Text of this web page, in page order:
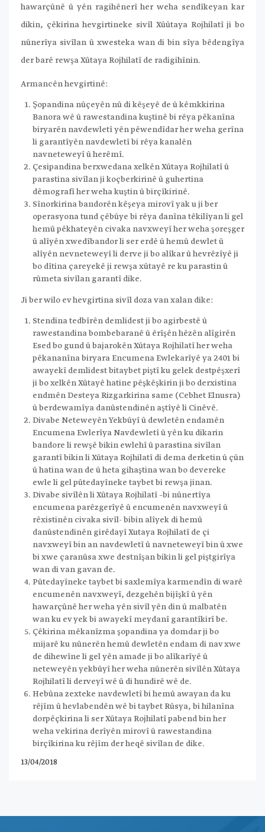
hawarçûnê û yên ragihênerî her weha sendîkeyan kar
dikin, çêkirina hevgirtineke sivîl Xûûtaya Rojhilatî ji bo
nûnerîya sivîlan û xwesteka wan di bin sîya bêdengîya
der barê rewşa Xûtaya Rojhilatî de radigihînin.
Armancên hevgirtinê:
Şopandina nûçeyên nû di kêşeyê de û kêmkkirina
Banora wê û rawestandina kuştinê bi rêya pêkanîna
biryarên navdewletî yên pêwendîdar her weha gerîna
li garantîyên navdewletî bi rêya kanalên
navneteweyî û herêmî.
Çesipandina berxwedana xelkên Xûtaya Rojhilatî û
parastina sivîlan ji koçberkirinê û guhertina
dêmografî her weha kuştin û birçîkirinê.
Sînorkirina bandorên kêşeya mirovî yak u ji ber
operasyona tund çêbûye bi rêya danîna têkilîyan li gel
hemû pêkhateyên civaka navxweyî her weha şoreşger
û alîyên xwedîbandor li ser erdê û hemû dewlet û
alîyên nevneteweyî li derve ji bo alîkar û hevrêzîyê ji
bo dîtina çareyekê ji rewşa xûtayê re ku parastin û
rûmeta sivîlan garantî dike.
Ji ber wilo ev hevgirtina sivîl doza van xalan dike:
Stendina tedbîrên demlidest ji bo agirbestê û
rawestandina bombebaranê û êrîşên hêzên alîgirên
Esed bo gund û bajarokên Xûtaya Rojhilatî her weha
pêkananîna biryara Encumena Ewlekarîyê ya 2401 bi
awayekî demlidest bitaybet piştî ku gelek destpêşxerî
ji bo xelkên Xûtayê hatine pêşkêşkirin ji bo derxistina
endmên Desteya Rizgarkirina same (Cebhet Elnusra)
û berdewamîya danûstendinên aştîyê li Cinêvê.
Divabe Neteweyên Yekbûyî û dewletên endamên
Encumena Ewlerîya Navdewletî û yên ku dikarin
bandore li rewşê bikin ewlehî û parastina sivîlan
garantî bikin li Xûtaya Rojhilatî di dema derketin û çûn
û hatina wan de û heta gihaştina wan bo devereke
ewle li gel pûtedayîneke taybet bi rewşa jinan.
Divabe sivîlên li Xûtaya Rojhilatî –bi nûnertîya
encumena parêzgerîyê û encumenên navxweyî û
rêxistinên civaka sivîl- bibin alîyek di hemû
danûstendinên girêdayî Xutaya Rojhilatî de çi
navxweyî bin an navdewletî û navneteweyî bin û xwe
bi xwe çaranûsa xwe destnîşan bikin li gel piştgirîya
wan di van gavan de.
Pûtedayîneke taybet bi saxlemîya karmendîn di warê
encumenên navxweyî, dezgehên bijîşkî û yên
hawarçûnê her weha yên sivîl yên din û malbatên
wan ku ev yek bi awayekî meydanî garantîkirî be.
Çêkirina mêkanîzma şopandina ya domdar ji bo
mijarê ku nûnerên hemû dewletên endam di nav xwe
de dihewîne li gel yên amade ji bo alîkarîyê û
neteweyên yekbûyî her weha nûnerên sivîlên Xûtaya
Rojhilatî li derveyî wê û di hundirê wê de.
Hebûna zexteke navdewletî bi hemû awayan da ku
rêjîm û hevlabendên wê bi taybet Rûsya, bi hilanîna
dorpêçkirina li ser Xûtaya Rojhilatî pabend bin her
weha vekirina derîyên mirovî û rawestandina
birçîkirina ku rêjîm der heqê sivîlan de dike.
13/04/2018